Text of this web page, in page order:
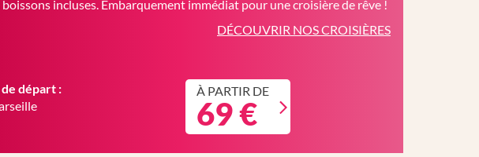
boissons incluses. Embarquement immédiat pour une croisière de rêve !
DÉCOUVRIR NOS CROISIÈRES
départ :
À PARTIR DE
69 €